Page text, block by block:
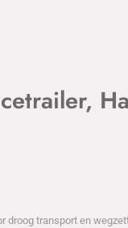
droog transport en